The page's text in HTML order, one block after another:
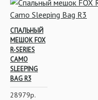
СПАЛЬНЫЙ
МЕШОК FOX
R-SERIES
CAMO
SLEEPING
BAG R3
28979р.